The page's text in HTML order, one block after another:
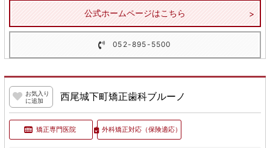
公式ホームページはこちら
052-895-5500
お気入り
に追加
西尾城下町矯正歯科ブルーノ
矯正専門医院 外科矯正対応（保険適応）